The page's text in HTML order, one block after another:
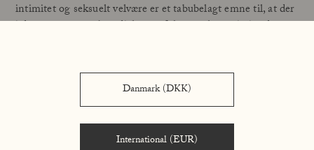
intimitet og seksuelt velvære er et tabubelagt emne til, at der
i dag er en mere åben dialog og fokus på, hvor vigtigt det er
ønsker vi at være med til at åbne samtalen og slå fast, at det
intime og seksuelle velvære er vigtigt for vores mentale
Danmark (DKK)
International (EUR)